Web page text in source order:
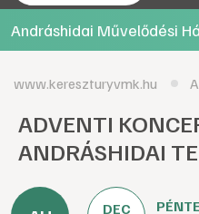
Andráshidai Művelődési
www.kereszturyvmk.hu
ADVENTI
ANDRÁSHIDAI
DEC